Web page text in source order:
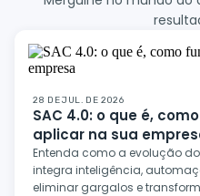
28 DE JUL. DE 2026
SAC 4.0: o que é,
aplicar na sua
Entenda como a evolução
integra inteligência,
eliminar gargalos e